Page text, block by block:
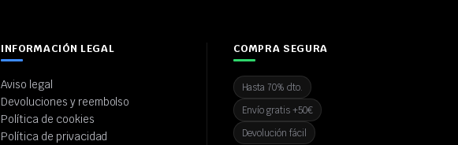
INFORMACIÓN LEGAL
Aviso legal
Devoluciones y reembolso
Política de cookies
Política de privacidad
COMPRA SEGURA
Hasta 70% dto.
Envío gratis +50€
Devolución fácil